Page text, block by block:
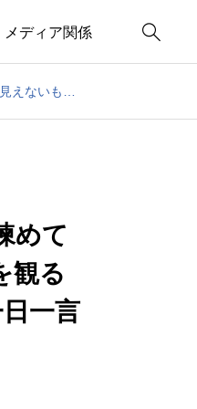
メディア関係 
めて
観る
一言